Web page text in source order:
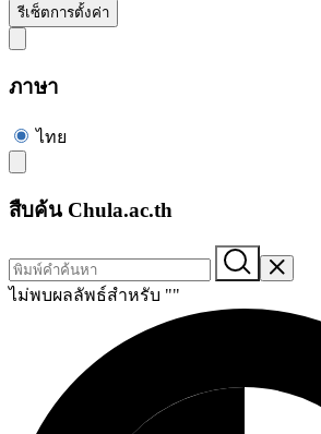
รีเซ็ตการตั้งค่า
ภาษา
ไทย
สืบค้น Chula.ac.th
ไม่พบผลลัพธ์สำหรับ ""